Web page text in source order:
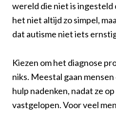
wereld die niet is ingesteld
het niet altijd zo simpel,
dat autisme niet iets
Kiezen om het diagnose
niks. Meestal gaan
hulp nadenken, nadat ze
vastgelopen. Voor veel